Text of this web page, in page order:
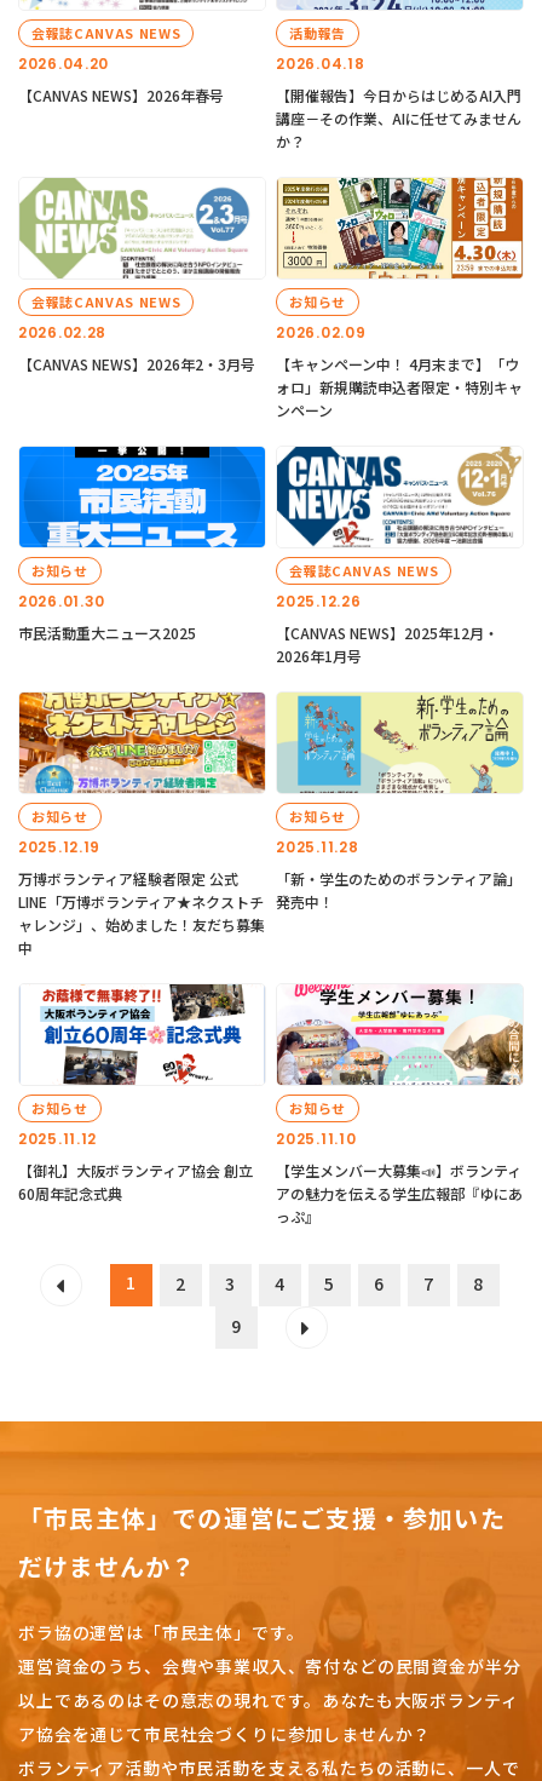
2026.04.20
会報誌CANVAS NEWS
【CANVAS NEWS】2026年春号
2026.04.18
活動報告
【開催報告】今日からはじめるAI入門
講座－その作業、AIに任せてみません
か？
2026.02.28
会報誌CANVAS NEWS
【CANVAS NEWS】2026年2・3月号
2026.02.09
お知らせ
【キャンペーン中！ 4月末まで】「ウ
ォロ」新規購読申込者限定・特別キャ
ンペーン
2026.01.30
お知らせ
市民活動重大ニュース2025
2025.12.26
会報誌CANVAS NEWS
【CANVAS NEWS】2025年12月・
2026年1月号
2025.12.19
お知らせ
万博ボランティア経験者限定 公式
LINE「万博ボランティア★ネクストチ
ャレンジ」、始めました！友だち募集
中
2025.11.28
お知らせ
「新・学生のためのボランティア論」
発売中！
2025.11.12
お知らせ
【御礼】大阪ボランティア協会 創立
60周年記念式典
2025.11.10
お知らせ
【学生メンバー大募集📣】ボランティ
アの魅力を伝える学生広報部『ゆにあ
っぷ』
1 2 3 4 5 6 7
8
9
「市民主体」での運営にご支援・参加いた
だけませんか？
ボラ協の運営は「市民主体」です。
運営資金のうち、会費や事業収入、寄付などの民間資金が半分
以上であるのはその意志の現れです。 あなたも大阪ボランティ
ア協会を通じて市民社会づくりに参加しませんか？
ボランティア活動や市民活動を支える私たちの活動に、一人で